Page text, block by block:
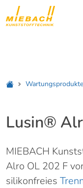
Wartungsprodukte
Lusin®
MIEBACH
Alro OL 202 F
silikonfreies